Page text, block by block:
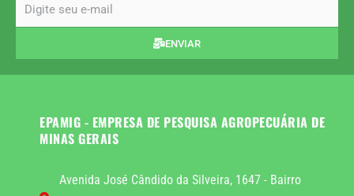
ENVIAR
EPAMIG - EMPRESA DE PESQUISA AGROPECUÁRIA DE
MINAS GERAIS
Avenida José Cândido da Silveira, 1647 - Bairro